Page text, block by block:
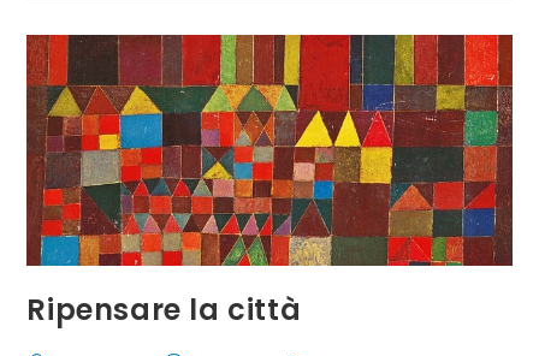
Ripensare la città